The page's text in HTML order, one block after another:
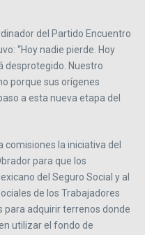
del Partido Encuentro
“Hoy nadie pierde. Hoy
desprotegido. Nuestro
porque sus orígenes
a esta nueva etapa del
la iniciativa del
para que los
del Seguro Social y al
de los Trabajadores
para adquirir terrenos donde
utilizar el fondo de